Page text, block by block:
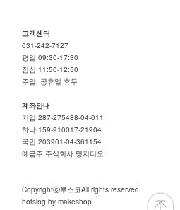
고객센터
031-242-7127
평일 09:30-17:30
점심 11:50-12:50
주말, 공휴일 휴무
계좌안내
기업 287-275488-04-011
하나 159-910017-21904
국민 203901-04-361154
예금주 주식회사 명지디오
Copyrightⓒ루스코All rights reserved.
hotsing by makeshop.